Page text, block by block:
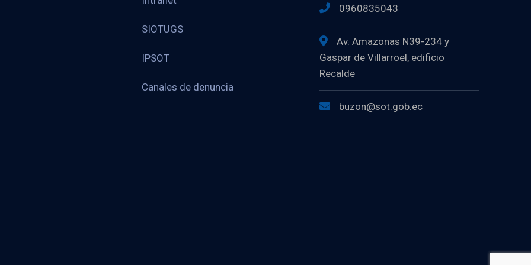
SIOTUGS
IPSOT
Canales de denuncia
0960835043
Av. Amazonas N39-234 y
Gaspar de Villarroel, edificio
Recalde
buzon@sot.gob.ec